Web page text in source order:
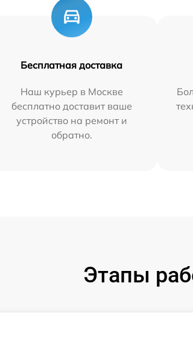
Бесплатная доставка
Наш курьер в Москве
бесплатно доставит ваше
устройство на ремонт и
обратно.
Этапы